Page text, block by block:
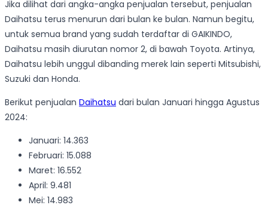
Jika dilihat dari angka-angka penjualan tersebut, penjualan
Daihatsu terus menurun dari bulan ke bulan. Namun begitu,
untuk semua brand yang sudah terdaftar di GAIKINDO,
Daihatsu masih diurutan nomor 2, di bawah Toyota. Artinya,
Daihatsu lebih unggul dibanding merek lain seperti Mitsubishi,
Suzuki dan Honda.
Berikut penjualan Daihatsu dari bulan Januari hingga Agustus
2024:
Januari: 14.363
Februari: 15.088
Maret: 16.552
April: 9.481
Mei: 14.983